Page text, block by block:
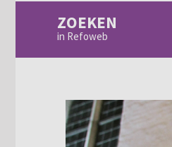
ZOEKEN
in Refoweb